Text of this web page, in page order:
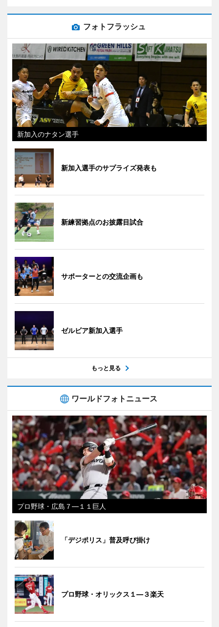
フォトフラッシュ
新加入のナタン選手
新加入選手のサプライズ発表も
新練習拠点のお披露目試合
サポーターとの交流企画も
ゼルビア新加入選手
もっと見る
ワールドフォトニュース
プロ野球・広島７―１１巨人
「デジポリス」普及呼び掛け
プロ野球・オリックス１―３楽天